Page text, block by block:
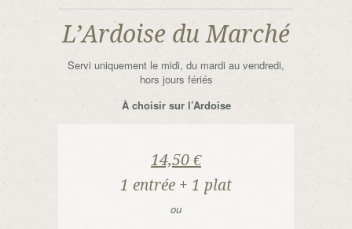
L’Ardoise du Marché
Servi uniquement le midi, du mardi au vendredi,
hors jours fériés
À choisir sur l’Ardoise
14,50 €
1 entrée + 1 plat
ou